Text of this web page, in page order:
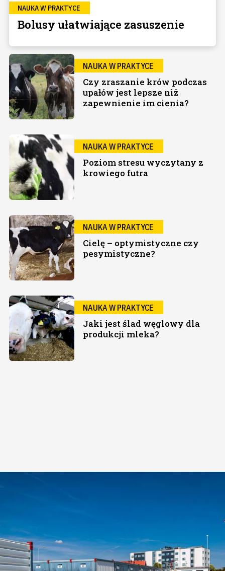
NAUKA W PRAKTYCE
Bolusy ułatwiające zasuszenie
NAUKA W PRAKTYCE
Czy zraszanie krów podczas
upałów jest lepsze niż
zapewnienie im cienia?
NAUKA W PRAKTYCE
Poziom stresu wyczytany z
krowiego futra
NAUKA W PRAKTYCE
Cielę – optymistyczne czy
pesymistyczne?
NAUKA W PRAKTYCE
Jaki jest ślad węglowy dla
produkcji mleka?